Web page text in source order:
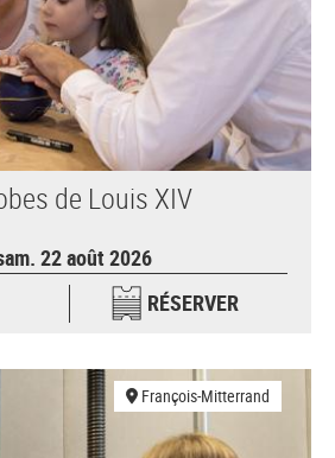
de Louis XIV
22 août 2026
RÉSERVER
François-Mitterrand